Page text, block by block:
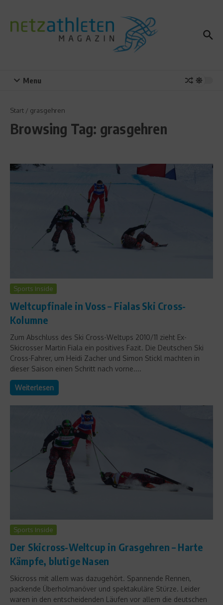
Menu
Start / grasgehren
Browsing Tag: grasgehren
Sports Inside
Weltcupfinale in Voss – Fialas Ski Cross-
Kolumne
Zum Abschluss des Ski Cross-Weltups 2010/11 zieht Ex-
Skicrosser Martin Fiala ein positives Fazit. Die Deutschen Ski
Cross-Fahrer, um Heidi Zacher und Simon Stickl machten in
dieser Saison einen Schritt nach vorne....
Weiterlesen
Sports Inside
Der Skicross-Weltcup in Grasgehren – Harte
Kämpfe, blutige Nasen
Skicross mit allem was dazugehört. Spannende Rennen,
packende Überholmanöver und spektakuläre Stürze. Leider
waren in den entscheidenden Läufen vor allem die deutschen